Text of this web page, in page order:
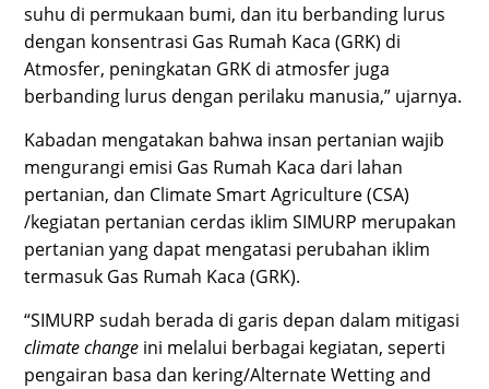
suhu di permukaan bumi, dan itu berbanding lurus
dengan konsentrasi Gas Rumah Kaca (GRK) di
Atmosfer, peningkatan GRK di atmosfer juga
berbanding lurus dengan perilaku manusia,” ujarnya.
Kabadan mengatakan bahwa insan pertanian wajib
mengurangi emisi Gas Rumah Kaca dari lahan
pertanian, dan Climate Smart Agriculture (CSA)
/kegiatan pertanian cerdas iklim SIMURP merupakan
pertanian yang dapat mengatasi perubahan iklim
termasuk Gas Rumah Kaca (GRK).
“SIMURP sudah berada di garis depan dalam mitigasi
climate change ini melalui berbagai kegiatan, seperti
pengairan basa dan kering/Alternate Wetting and